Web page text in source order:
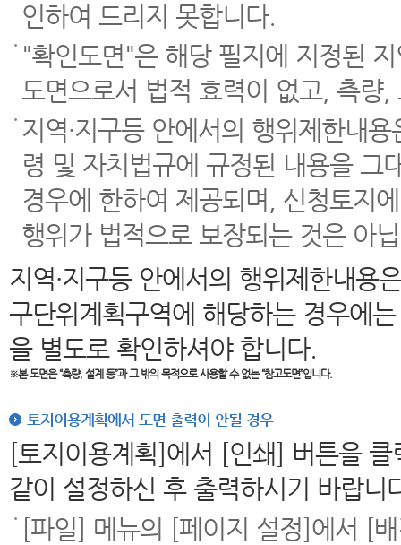
인하여 드리지 못합니다.
"확인도면"은 해당 필지에 지정된
도면으로서 법적 효력이 없고, 측량
지역·지구등 안에서의 행위제한내
령 및 자치법규에 규정된 내용을 그
경우에 한하여 제공되며, 신청토지
행위가 법적으로 보장되는 것은 아
지역·지구등 안에서의 행위제한내용
구단위계획구역에 해당하는 경우에
을 별도로 확인하셔야 합니다.
※본 도면은“측량, 설계 등”과 그 밖의 목적으로 사용할 수 없는 “참고도면”입니다.
토지이용계획에서 도면 출력이 안될 경우
[토지이용계획]에서 [인쇄] 버튼을
같이 설정하신 후 출력하시기 바랍니
[파일] 메뉴의 [페이지 설정]에서 [